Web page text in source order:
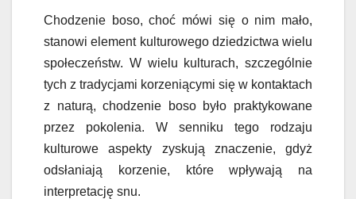
Chodzenie boso, choć mówi się o nim mało,
stanowi element kulturowego dziedzictwa wielu
społeczeństw. W wielu kulturach, szczególnie
tych z tradycjami korzeniącymi się w kontaktach
z naturą, chodzenie boso było praktykowane
przez pokolenia. W senniku tego rodzaju
kulturowe aspekty zyskują znaczenie, gdyż
odsłaniają korzenie, które wpływają na
interpretację snu.